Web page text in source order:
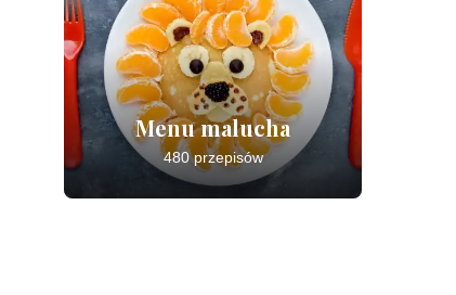
Menu malucha
480 przepisów